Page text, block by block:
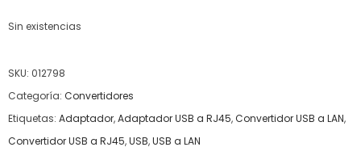
Sin existencias
SKU: 012798
Categoría: Convertidores
Etiquetas: Adaptador,Adaptador USB a RJ45,Convertidor USB a LAN,
Convertidor USB a RJ45,USB,USB a LAN